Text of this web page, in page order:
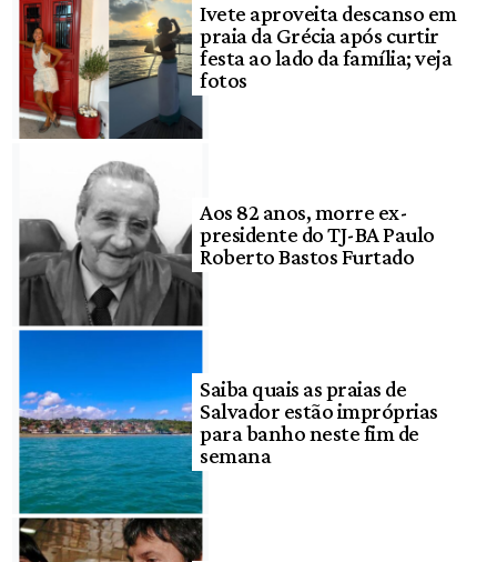
Ivete aproveita descanso em
praia da Grécia após curtir
festa ao lado da família; veja
fotos
Aos 82 anos, morre ex-
presidente do TJ-BA Paulo
Roberto Bastos Furtado
Saiba quais as praias de
Salvador estão impróprias
para banho neste fim de
semana